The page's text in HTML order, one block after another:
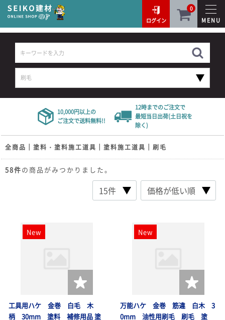
0
ログイン
MENU
10,000円以上の
ご注文で送料無料!!
12時までのご注文で
最短当日出荷(土日祝を
除く)
全商品 塗料・塗料施工道具 塗料施工道具 刷毛
58件の商品がみつかりました。
New
工具用ハケ 金巻 白毛 木
柄 30mm 塗料 補修用品 塗
New
万能ハケ 金巻 筋違 白木 3
0mm 油性用刷毛 刷毛 塗